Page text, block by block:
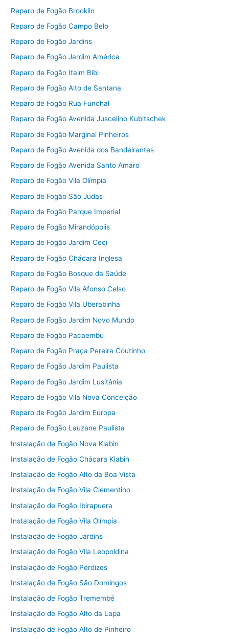
Reparo de Fogão Brooklin
Reparo de Fogão Campo Belo
Reparo de Fogão Jardins
Reparo de Fogão Jardim América
Reparo de Fogão Itaim Bibi
Reparo de Fogão Alto de Santana
Reparo de Fogão Rua Funchal
Reparo de Fogão Avenida Juscelino Kubitschek
Reparo de Fogão Marginal Pinheiros
Reparo de Fogão Avenida dos Bandeirantes
Reparo de Fogão Avenida Santo Amaro
Reparo de Fogão Vila Olímpia
Reparo de Fogão São Judas
Reparo de Fogão Parque Imperial
Reparo de Fogão Mirandópolis
Reparo de Fogão Jardim Ceci
Reparo de Fogão Chácara Inglesa
Reparo de Fogão Bosque da Saúde
Reparo de Fogão Vila Afonso Celso
Reparo de Fogão Vila Uberabinha
Reparo de Fogão Jardim Novo Mundo
Reparo de Fogão Pacaembu
Reparo de Fogão Praça Pereira Coutinho
Reparo de Fogão Jardim Paulista
Reparo de Fogão Jardim Lusitânia
Reparo de Fogão Vila Nova Conceição
Reparo de Fogão Jardim Europa
Reparo de Fogão Lauzane Paulista
Instalação de Fogão Nova Klabin
Instalação de Fogão Chácara Klabin
Instalação de Fogão Alto da Boa Vista
Instalação de Fogão Vila Clementino
Instalação de Fogão Ibirapuera
Instalação de Fogão Vila Olímpia
Instalação de Fogão Jardins
Instalação de Fogão Vila Leopoldina
Instalação de Fogão Perdizes
Instalação de Fogão São Domingos
Instalação de Fogão Tremembé
Instalação de Fogão Alto da Lapa
Instalação de Fogão Alto de Pinheiro